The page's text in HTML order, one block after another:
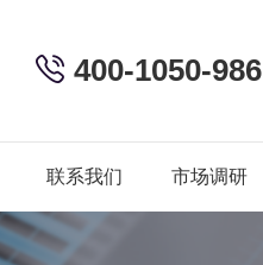
400-1050-986
联系我们 市场调研